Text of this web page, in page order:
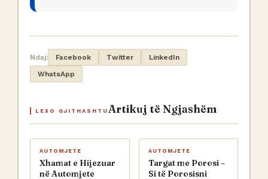
Ndaj: Facebook Twitter
LinkedIn
WhatsApp
LEXO GJITHASHTU Artikuj të Ngjashëm
AUTOMJETE
Xhamat e Hijezuar
në Automjete
AUTOMJETE
Targat me Porosi –
Si të Porosisni